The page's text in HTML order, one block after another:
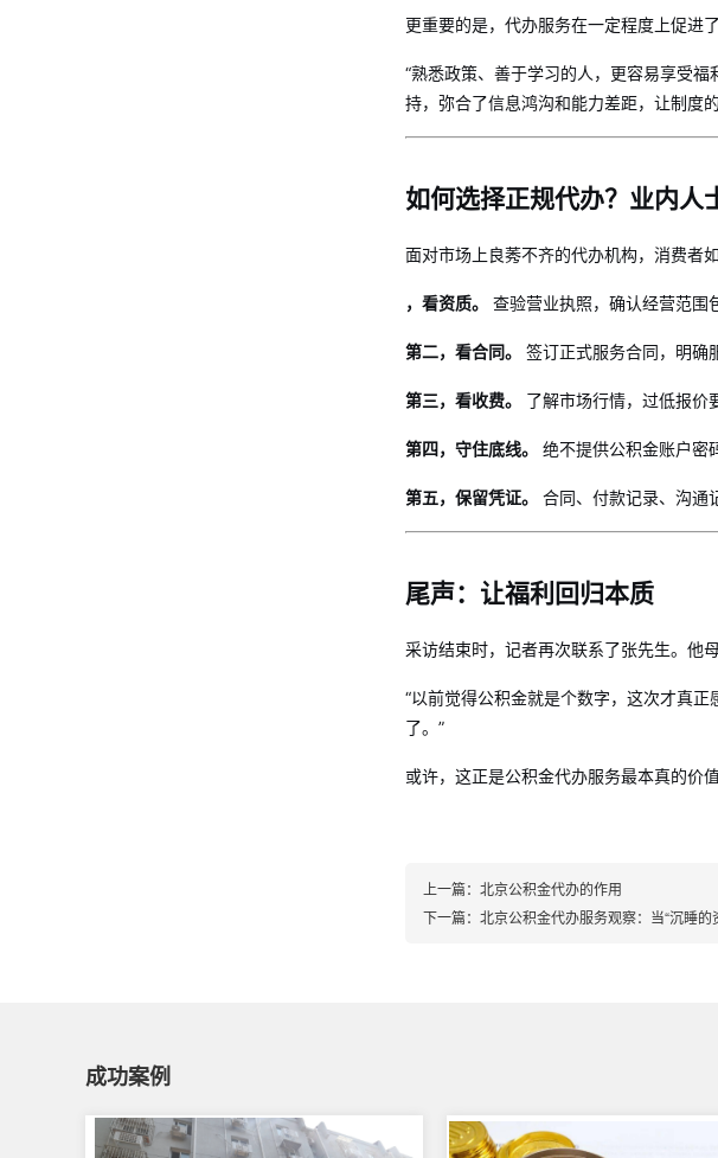
更重要的是，代办服务在一定程度上促进了
“熟悉政策、善于学习的人，更容易享受
持，弥合了信息鸿沟和能力差距，让制度
如何选择正规代办？业内人
面对市场上良莠不齐的代办机构，消费者
，看资质。 查验营业执照，确认经营范围
第二，看合同。 签订正式服务合同，明确
第三，看收费。 了解市场行情，过低报价
第四，守住底线。 绝不提供公积金账户密
第五，保留凭证。 合同、付款记录、沟通
尾声：让福利回归本质
采访结束时，记者再次联系了张先生。他
“以前觉得公积金就是个数字，这次才真
了。”
或许，这正是公积金代办服务最本真的价
上一篇： 北京公积金代办的作用
下一篇： 北京公积金代办服务观察：当“沉睡的
成功案例